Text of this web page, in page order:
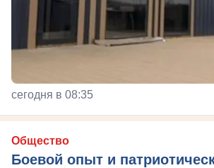
сегодня в 08:35
Общество
Боевой опыт и